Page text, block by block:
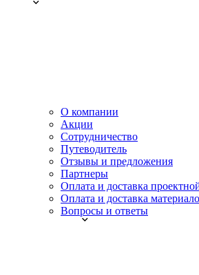
О компании
Акции
Сотрудничество
Путеводитель
Отзывы и предложения
Партнеры
Оплата и доставка
Оплата и доставка
Вопросы и ответы